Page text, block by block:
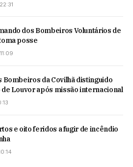
dos Bombeiros Voluntários de
posse
Bombeiros da Covilhã distinguido
de Louvor após missão internacional
e oito feridos a fugir de incêndio